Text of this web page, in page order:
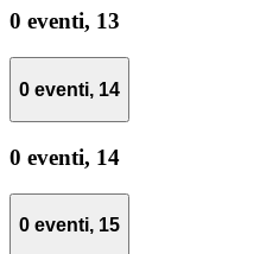
0 eventi, 13
0 eventi, 14
0 eventi, 14
0 eventi, 15